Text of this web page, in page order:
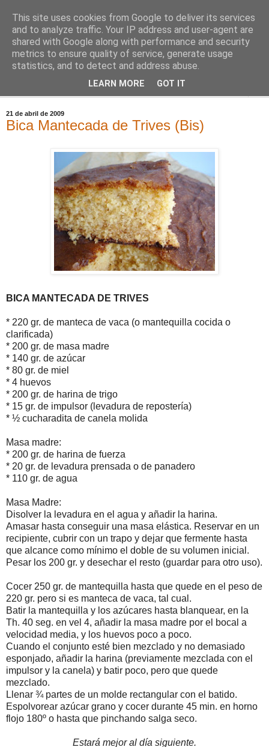
Comoju
La Cocina del Día a Día y el día a día de la Gastronomía
21 de abril de 2009
Bica Mantecada de Trives (Bis)
BICA MANTECADA DE TRIVES
* 220 gr. de manteca de vaca (o mantequilla cocida o
clarificada)
* 200 gr. de masa madre
* 140 gr. de azúcar
* 80 gr. de miel
* 4 huevos
* 200 gr. de harina de trigo
* 15 gr. de impulsor (levadura de repostería)
* ½ cucharadita de canela molida
Masa madre:
* 200 gr. de harina de fuerza
* 20 gr. de levadura prensada o de panadero
* 110 gr. de agua
Masa Madre:
Disolver la levadura en el agua y añadir la harina.
Amasar hasta conseguir una masa elástica. Reservar en un
recipiente, cubrir con un trapo y dejar que fermente hasta
que alcance como mínimo el doble de su volumen inicial.
Pesar los 200 gr. y desechar el resto (guardar para otro uso).
Cocer 250 gr. de mantequilla hasta que quede en el peso de
220 gr. pero si es manteca de vaca, tal cual.
Batir la mantequilla y los azúcares hasta blanquear, en la
Th. 40 seg. en vel 4, añadir la masa madre por el bocal a
velocidad media, y los huevos poco a poco.
Cuando el conjunto esté bien mezclado y no demasiado
esponjado, añadir la harina (previamente mezclada con el
impulsor y la canela) y batir poco, pero que quede
mezclado.
Llenar ¾ partes de un molde rectangular con el batido.
Espolvorear azúcar grano y cocer durante 45 min. en horno
flojo 180º o hasta que pinchando salga seco.
Estará mejor al día siguiente.
This site uses cookies from Google to deliver its services
and to analyze traffic. Your IP address and user-agent are
shared with Google along with performance and security
metrics to ensure quality of service, generate usage
statistics, and to detect and address abuse.
LEARN MORE GOT IT